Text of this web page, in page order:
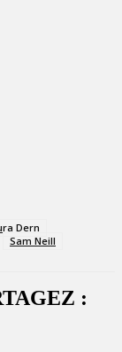
Dern
Sam Neill
: